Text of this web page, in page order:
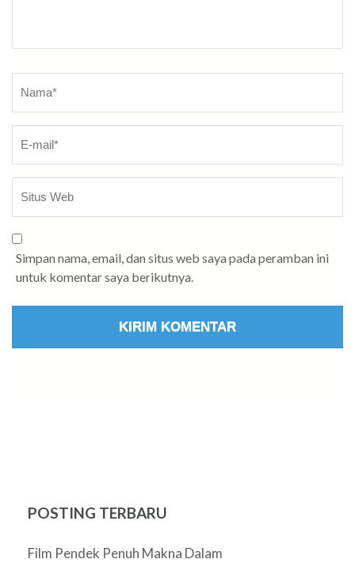
Simpan nama, email, dan situs web saya pada peramban ini
untuk komentar saya berikutnya.
POSTING TERBARU
Film Pendek Penuh Makna Dalam